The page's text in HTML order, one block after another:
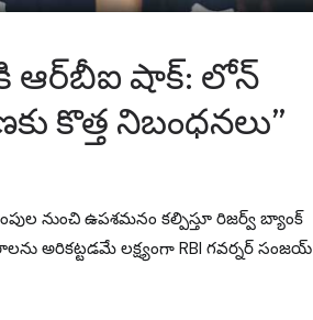
ఆర్‌బీఐ షాక్: లోన్
కొత్త నిబంధనలు”
నుంచి ఉపశమనం కల్పిస్తూ రిజర్వ్ బ్యాంక్
అరికట్టడమే లక్ష్యంగా RBI గవర్నర్ సంజయ్